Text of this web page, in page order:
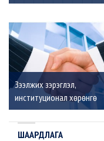
Зээлжих зэрэглэл,
институционал хөрөнгө
оруулагчид ба хямд
санхүүжилтын хамаарал
ШААРДЛАГА